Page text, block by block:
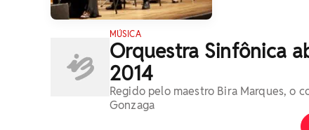
MÚSICA
Orquestra Sinfônica
2014
Regido pelo maestro Bira Marques, o
Gonzaga